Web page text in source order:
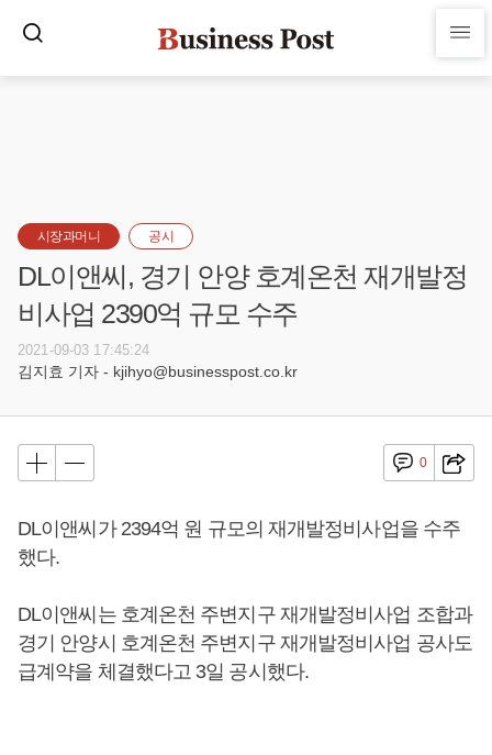
시장과머니 공시
DL이앤씨, 경기 안양 호계온천 재개발정
비사업 2390억 규모 수주
2021-09-03 17:45:24
김지효 기자 - kjihyo@businesspost.co.kr
0
DL이앤씨가 2394억 원 규모의 재개발정비사업을 수주
했다.
DL이앤씨는 호계온천 주변지구 재개발정비사업 조합과
경기 안양시 호계온천 주변지구 재개발정비사업 공사도
급계약을 체결했다고 3일 공시했다.